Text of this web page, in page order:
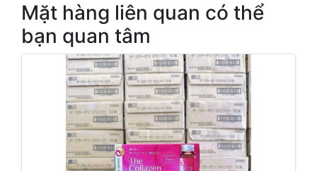
Mặt hàng liên quan có thể
bạn quan tâm